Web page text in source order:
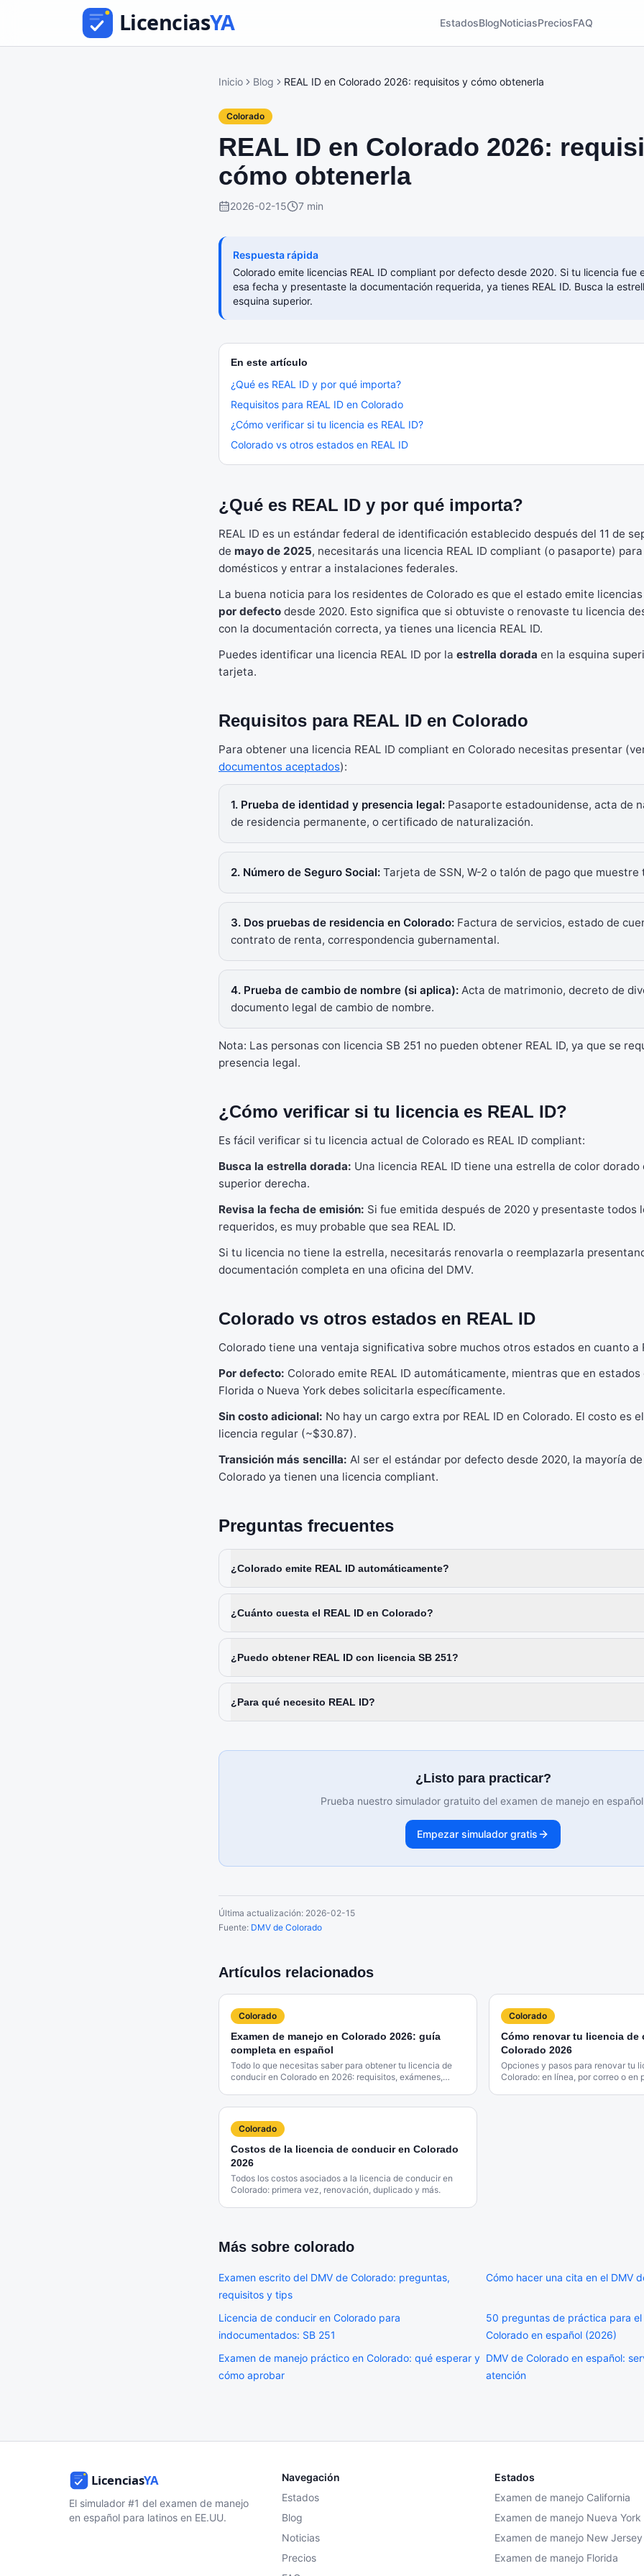
EstadosBlogNoticiasPreciosFAQ
Inicio Blog REAL ID en Colorado 2026: requisitos y cómo obtenerla
Colorado
REAL ID en Colorado 2026:
cómo obtenerla
2026-02-15 7 min
Respuesta rápida
Colorado emite licencias REAL ID compliant por defecto desde 2020. Si tu licencia fue
esa fecha y presentaste la documentación requerida, ya tienes REAL ID. Busca la
esquina superior.
En este artículo
¿Qué es REAL ID y por qué importa?
Requisitos para REAL ID en Colorado
¿Cómo verificar si tu licencia es REAL ID?
Colorado vs otros estados en REAL ID
¿Qué es REAL ID y por qué importa?
REAL ID es un estándar federal de identificación establecido después del 11 de
de mayo de 2025, necesitarás una licencia REAL ID compliant (o pasaporte)
domésticos y entrar a instalaciones federales.
La buena noticia para los residentes de Colorado es que el estado emite
por defecto desde 2020. Esto significa que si obtuviste o renovaste tu licencia
con la documentación correcta, ya tienes una licencia REAL ID.
Puedes identificar una licencia REAL ID por la estrella dorada en la esquina
tarjeta.
Requisitos para REAL ID en Colorado
Para obtener una licencia REAL ID compliant en Colorado necesitas presentar
documentos aceptados):
1. Prueba de identidad y presencia legal: Pasaporte estadounidense, acta de
de residencia permanente, o certificado de naturalización.
2. Número de Seguro Social: Tarjeta de SSN, W-2 o talón de pago que muestre
3. Dos pruebas de residencia en Colorado: Factura de servicios, estado de
contrato de renta, correspondencia gubernamental.
4. Prueba de cambio de nombre (si aplica): Acta de matrimonio, decreto de
documento legal de cambio de nombre.
Nota: Las personas con licencia SB 251 no pueden obtener REAL ID, ya que se
presencia legal.
¿Cómo verificar si tu licencia es REAL ID?
Es fácil verificar si tu licencia actual de Colorado es REAL ID compliant:
Busca la estrella dorada: Una licencia REAL ID tiene una estrella de color dorado
superior derecha.
Revisa la fecha de emisión: Si fue emitida después de 2020 y presentaste todos
requeridos, es muy probable que sea REAL ID.
Si tu licencia no tiene la estrella, necesitarás renovarla o reemplazarla
documentación completa en una oficina del DMV.
Colorado vs otros estados en REAL ID
Colorado tiene una ventaja significativa sobre muchos otros estados en cuanto a
Por defecto: Colorado emite REAL ID automáticamente, mientras que en
Florida o Nueva York debes solicitarla específicamente.
Sin costo adicional: No hay un cargo extra por REAL ID en Colorado. El costo es
licencia regular (~$30.87).
Transición más sencilla: Al ser el estándar por defecto desde 2020, la mayoría
Colorado ya tienen una licencia compliant.
Preguntas frecuentes
¿Colorado emite REAL ID automáticamente?
¿Cuánto cuesta el REAL ID en Colorado?
¿Puedo obtener REAL ID con licencia SB 251?
¿Para qué necesito REAL ID?
¿Listo para practicar?
Prueba nuestro simulador gratuito del examen de manejo en
Empezar simulador gratis
Última actualización: 2026-02-15
Fuente: DMV de Colorado
Artículos relacionados
Colorado
Examen de manejo en Colorado 2026: guía
completa en español
Todo lo que necesitas saber para obtener tu licencia de
conducir en Colorado en 2026: requisitos, exámenes,
Colorado
Cómo renovar tu licencia de
Colorado 2026
Opciones y pasos para renovar tu
Colorado: en línea, por correo o en
Colorado
Costos de la licencia de conducir en Colorado
2026
Todos los costos asociados a la licencia de conducir en
Colorado: primera vez, renovación, duplicado y más.
Más sobre colorado
Examen escrito del DMV de Colorado: preguntas,
requisitos y tips
Cómo hacer una cita en el DMV
Licencia de conducir en Colorado para
indocumentados: SB 251
50 preguntas de práctica para
Colorado en español (2026)
Examen de manejo práctico en Colorado: qué esperar y
cómo aprobar
DMV de Colorado en español:
atención
El simulador #1 del examen de manejo
en español para latinos en EE.UU.
Navegación
Estados
Blog
Noticias
Precios
Estados
Examen de manejo California
Examen de manejo Nueva York
Examen de manejo New Jersey
Examen de manejo Florida